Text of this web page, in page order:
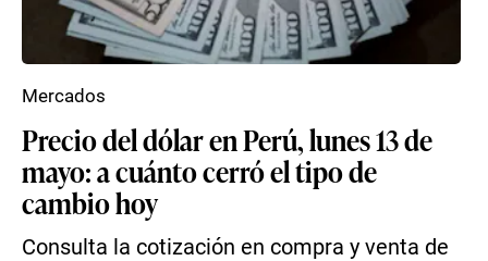
Precio del dólar en Perú, lunes 13 de
mayo: a cuánto cerró el tipo de
cambio hoy
Consulta la cotización en compra y venta de
Mercados